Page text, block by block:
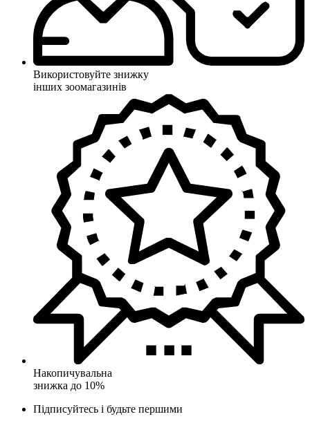
Використовуйте знижку
інших зоомагазинів
Накопичувальна
знижка до 10%
Підписуйтесь і будьте першими